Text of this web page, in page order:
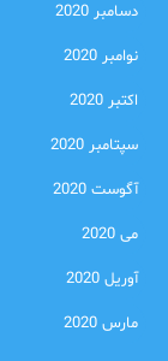
دسامبر 2020
نوامبر 2020
اکتبر 2020
سپتامبر 2020
آگوست 2020
می 2020
آوریل 2020
مارس 2020